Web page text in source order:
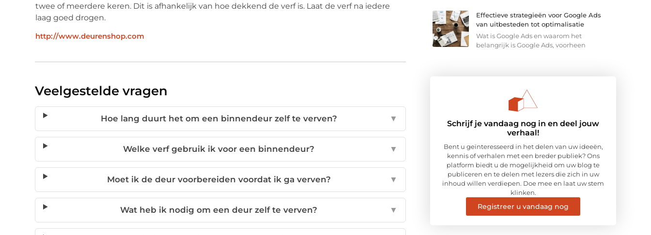
twee of meerdere keren. Dit is afhankelijk van hoe dekkend de verf is. Laat de verf na iedere
laag goed drogen.
http://www.deurenshop.com
Veelgestelde vragen
Hoe lang duurt het om een binnendeur zelf te verven? ▼
Welke verf gebruik ik voor een binnendeur? ▼
Moet ik de deur voorbereiden voordat ik ga verven? ▼
Wat heb ik nodig om een deur zelf te verven? ▼
Effectieve strategieën voor Google Ads
van uitbesteden tot optimalisatie
Wat is Google Ads en waarom het
belangrijk is Google Ads, voorheen
Schrijf je vandaag nog in en deel jouw
verhaal!
Bent u geïnteresseerd in het delen van uw ideeën,
kennis of verhalen met een breder publiek? Ons
platform biedt u de mogelijkheid om uw blog te
publiceren en te delen met lezers die zich in uw
inhoud willen verdiepen. Doe mee en laat uw stem
klinken.
Registreer u vandaag nog